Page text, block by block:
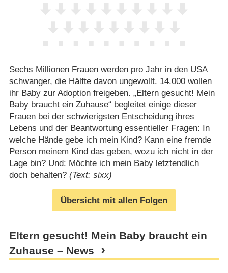
Sechs Millionen Frauen werden pro Jahr in den USA
schwanger, die Hälfte davon ungewollt. 14.000 wollen
ihr Baby zur Adoption freigeben. „Eltern gesucht! Mein
Baby braucht ein Zuhause“ begleitet einige dieser
Frauen bei der schwierigsten Entscheidung ihres
Lebens und der Beantwortung essentieller Fragen: In
welche Hände gebe ich mein Kind? Kann eine fremde
Person meinem Kind das geben, wozu ich nicht in der
Lage bin? Und: Möchte ich mein Baby letztendlich
doch behalten? (Text: sixx)
Übersicht mit allen Folgen
Eltern gesucht! Mein Baby braucht ein
Zuhause – News